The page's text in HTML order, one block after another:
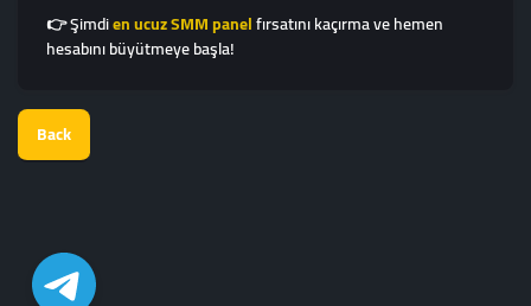
👉 Şimdien ucuz SMM panelfırsatını kaçırma ve hemen
hesabını büyütmeye başla!
Back